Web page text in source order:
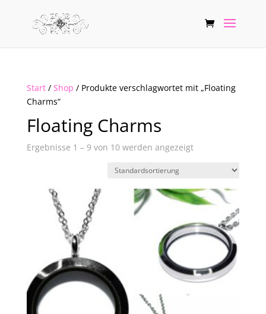
Start/ Shop / Produkte verschlagwortet mit „Floating
Charms“
Floating Charms
Ergebnisse 1 – 9 von 10 werden angezeigt